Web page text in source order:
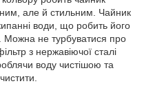
але й стильним. Чайник
води, що робить його
не турбуватися про
з нержавіючої сталі
воду чистішою та